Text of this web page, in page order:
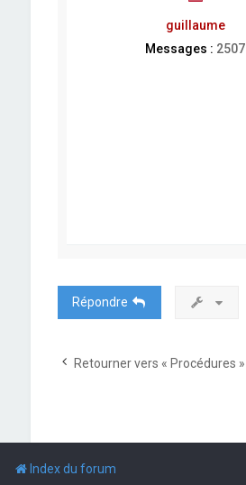
guillaume
Messages : 2507
Répondre
Retourner vers « Procédures »
Index du forum